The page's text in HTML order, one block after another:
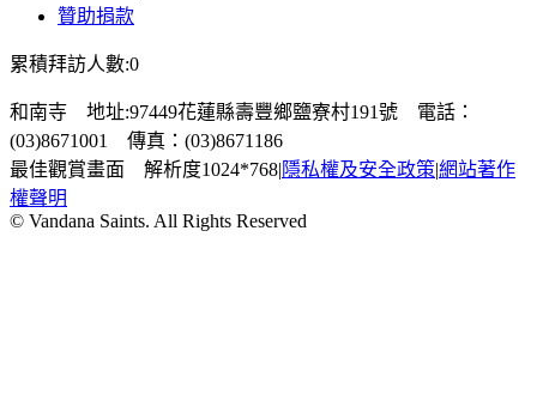
贊助捐款
累積拜訪人數:0
和南寺 地址:97449花蓮縣壽豐鄉鹽寮村191號 電話：
(03)8671001 傳真：(03)8671186
最佳觀賞畫面 解析度1024*768|隱私權及安全政策|網站著作
權聲明
© Vandana Saints. All Rights Reserved